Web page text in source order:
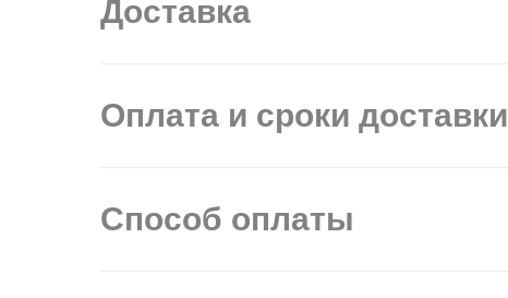
Доставка
Оплата и сроки доставки
Способ оплаты